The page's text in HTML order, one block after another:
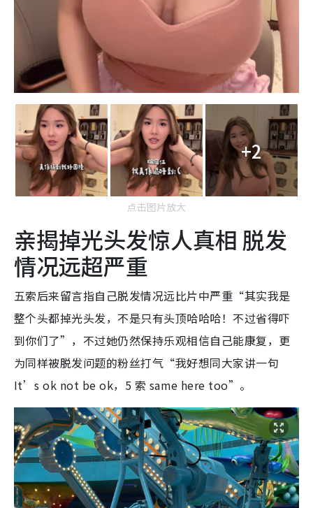
+2
点击图片放大
亲揭掉光头发惊人真相 脱发
情况远超严重
五索后来留言指自己脱发情况远比片中严重“其实我是
整个头都掉光头发，不是只有头顶哈哈哈！不过省得吓
到你们了”，不过她仍然保持乐观相信自己能康复，更
为同样被脱发问题的粉丝打气“我好想同大家讲一句
It’s ok not be ok，5 索 same here too”。